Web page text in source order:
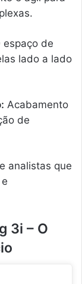
espaço de
lado a lado
Acabamento
de
analistas que
3i – O